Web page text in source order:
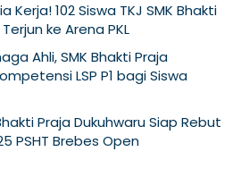
Kerja! 102 Siswa TKJ SMK Bhakti
ke Arena PKL
Ahli, SMK Bhakti Praja
LSP P1 bagi Siswa
Praja Dukuhwaru Siap Rebut
PSHT Brebes Open